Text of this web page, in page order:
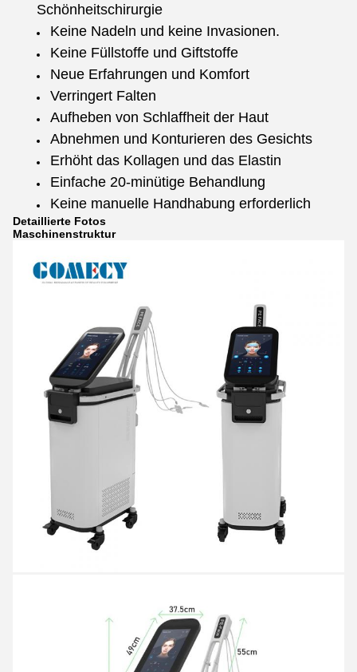
Schönheitschirurgie
Keine Nadeln und keine Invasionen.
Keine Füllstoffe und Giftstoffe
Neue Erfahrungen und Komfort
Verringert Falten
Aufheben von Schlaffheit der Haut
Abnehmen und Konturieren des Gesichts
Erhöht das Kollagen und das Elastin
Einfache 20-minütige Behandlung
Keine manuelle Handhabung erforderlich
Detaillierte Fotos
Maschinenstruktur